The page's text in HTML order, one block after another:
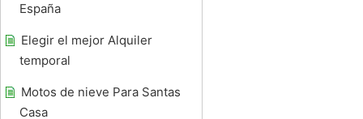
España
Elegir el mejor Alquiler
temporal
Motos de nieve Para Santas
Casa